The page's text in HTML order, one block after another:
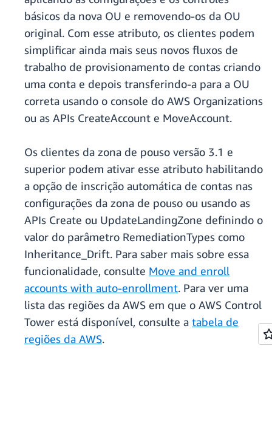
básicos da nova OU e removendo-os da OU
original. Com esse atributo, os clientes podem
simplificar ainda mais seus novos fluxos de
trabalho de provisionamento de contas criando
uma conta e depois transferindo-a para a OU
correta usando o console do AWS Organizations
ou as APIs CreateAccount e MoveAccount.
Os clientes da zona de pouso versão 3.1 e
superior podem ativar esse atributo habilitando
a opção de inscrição automática de contas nas
configurações da zona de pouso ou usando as
APIs Create ou UpdateLandingZone definindo o
valor do parâmetro RemediationTypes como
Inheritance_Drift. Para saber mais sobre essa
funcionalidade, consulte Move and enroll
accounts with auto-enrollment. Para ver uma
lista das regiões da AWS em que o AWS Control
Tower está disponível, consulte a tabela de
regiões da AWS.